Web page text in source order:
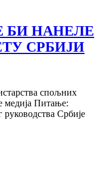
БИ НАНЕЛЕ
СРБИЈИ
спољних
медија Питање:
руководства Србије